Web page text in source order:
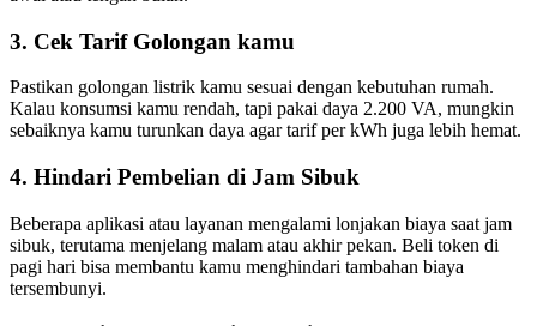
3. Cek Tarif Golongan kamu
Pastikan golongan listrik kamu sesuai dengan kebutuhan rumah.
Kalau konsumsi kamu rendah, tapi pakai daya 2.200 VA, mungkin
sebaiknya kamu turunkan daya agar tarif per kWh juga lebih hemat.
4. Hindari Pembelian di Jam Sibuk
Beberapa aplikasi atau layanan mengalami lonjakan biaya saat jam
sibuk, terutama menjelang malam atau akhir pekan. Beli token di
pagi hari bisa membantu kamu menghindari tambahan biaya
tersembunyi.